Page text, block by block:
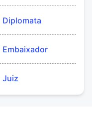
Diplomata
Embaixador
Juiz